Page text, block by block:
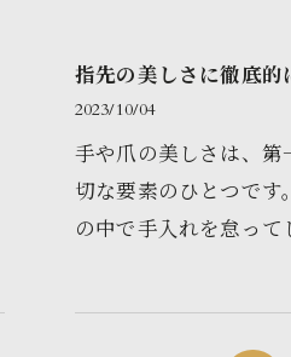
指先の美しさに徹底的
2023/10/04
手や爪の美しさは、
切な要素のひとつです
の中で手入れを怠っ